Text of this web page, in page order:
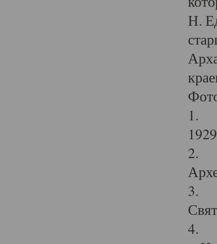
Н.
1.
2.
3.
4.